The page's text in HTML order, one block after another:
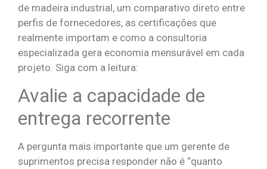
de madeira industrial, um comparativo direto entre
perfis de fornecedores, as certificações que
realmente importam e como a consultoria
especializada gera economia mensurável em cada
projeto. Siga com a leitura:
Avalie a capacidade de
entrega recorrente
A pergunta mais importante que um gerente de
suprimentos precisa responder não é “quanto